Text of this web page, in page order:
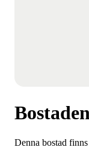
Denna bostad